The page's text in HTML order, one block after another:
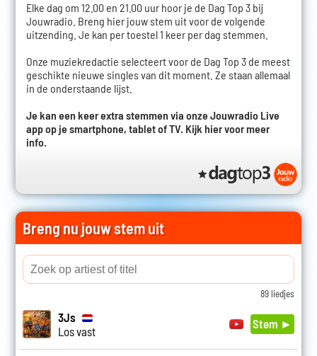
Elke dag om 12.00 en 21.00 uur hoor je de Dag Top 3 bij
Jouwradio. Breng hier jouw stem uit voor de volgende
uitzending. Je kan per toestel 1 keer per dag stemmen.
Onze muziekredactie selecteert voor de Dag Top 3 de meest
geschikte nieuwe singles van dit moment. Ze staan allemaal
in de onderstaande lijst.
Je kan een keer extra stemmen via onze Jouwradio Live
app op je smartphone, tablet of TV. Kijk hier voor meer
info.
Breng nu jouw stem uit
89 liedjes
3Js
Los vast
Stem ►